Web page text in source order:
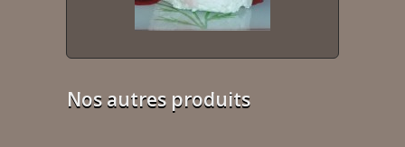
Nos autres produits